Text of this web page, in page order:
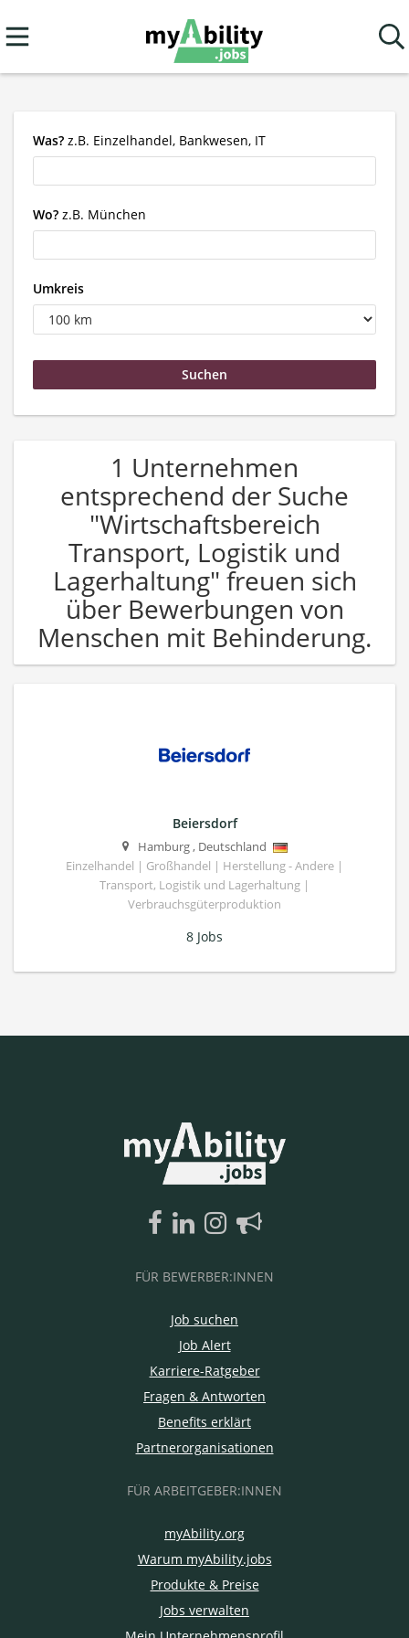
Was? z.B. Einzelhandel, Bankwesen, IT
Wo? z.B. München
Umkreis
1 Unternehmen
entsprechend der Suche
"Wirtschaftsbereich
Transport, Logistik und
Lagerhaltung" freuen sich
über Bewerbungen von
Menschen mit Behinderung.
Beiersdorf
Hamburg, Deutschland
Einzelhandel | Großhandel | Herstellung - Andere |
Transport, Logistik und Lagerhaltung |
Verbrauchsgüterproduktion
8 Jobs
FÜR BEWERBER:INNEN
Job suchen
Job Alert
Karriere-Ratgeber
Fragen & Antworten
Benefits erklärt
Partnerorganisationen
FÜR ARBEITGEBER:INNEN
myAbility.org
Warum myAbility.jobs
Produkte & Preise
Jobs verwalten